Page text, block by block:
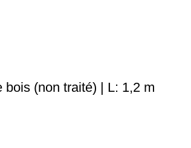
(non traité) | L: 1,2 m